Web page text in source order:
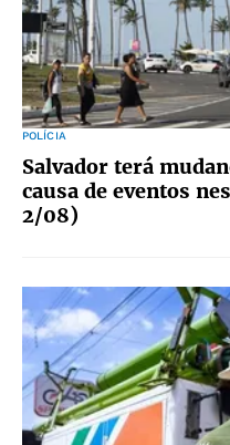
POLÍCIA
Salvador terá
causa de eventos
2/08)